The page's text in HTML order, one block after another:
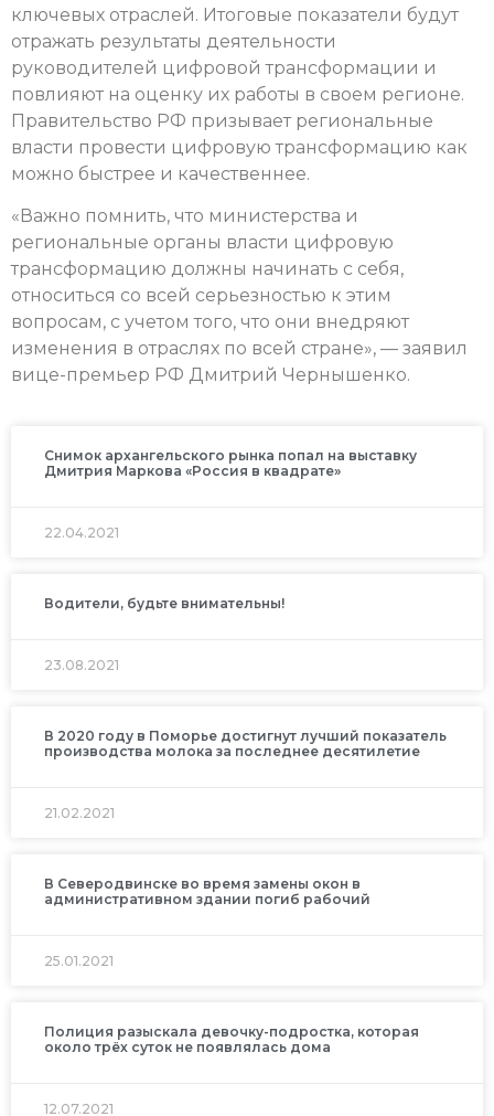
ключевых отраслей. Итоговые показатели будут
отражать результаты деятельности
руководителей цифровой трансформации и
повлияют на оценку их работы в своем регионе.
Правительство РФ призывает региональные
власти провести цифровую трансформацию как
можно быстрее и качественнее.
«Важно помнить, что министерства и
региональные органы власти цифровую
трансформацию должны начинать с себя,
относиться со всей серьезностью к этим
вопросам, с учетом того, что они внедряют
изменения в отраслях по всей стране», — заявил
вице-премьер РФ Дмитрий Чернышенко.
Снимок архангельского рынка попал на выставку
Дмитрия Маркова «Россия в квадрате»
22.04.2021
Водители, будьте внимательны!
23.08.2021
В 2020 году в Поморье достигнут лучший показатель
производства молока за последнее десятилетие
21.02.2021
В Северодвинске во время замены окон в
административном здании погиб рабочий
25.01.2021
Полиция разыскала девочку-подростка, которая
около трёх суток не появлялась дома
12.07.2021